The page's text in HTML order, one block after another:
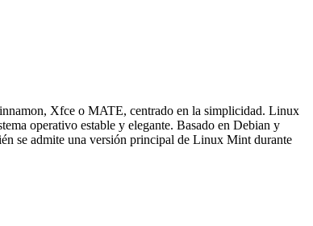
Xfce o MATE, centrado en la simplicidad. Linux
operativo estable y elegante. Basado en Debian y
se admite una versión principal de Linux Mint durante